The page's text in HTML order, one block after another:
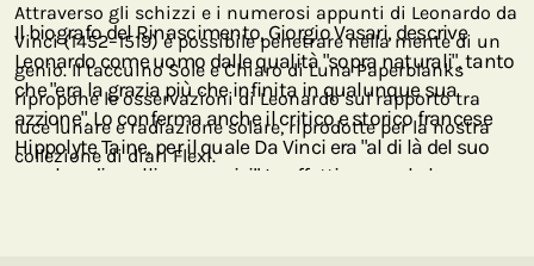
Il biografo del Rinascimento, Giorgio Vasari, descrive
Leonardo come uomo dalle qualità "sopra naturali", tanto
che "era la grazia più che infinita in qualunque sua
azzione". Lo conferma anche il critico e storico francese
Hippolyte Taine, per il quale Da Vinci era "al di là del suo
secolo e di quelli successivi". In effetti, non solo le sue
Attraverso gli schizzi e i numerosi appunti di Leonardo da
Vinci (1452–1519) è possibile penetrare nella mente di un
genio. Il taccuino Sole e Chiaro di Luna Paperblanks
ripropone le osservazioni di Leonardo sul rapporto tra
luce lunare e radiazione solare, riprodotte per la nostra
collezione di diari Flexi.